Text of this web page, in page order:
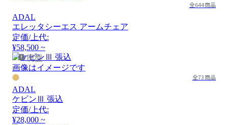
全644商品
ADAL
エレッタシーエス アームチェア
定価/上代:
¥58,500 ~
廃盤
画像はイメージです
全73商品
ADAL
ケビンⅢ 張込
定価/上代:
¥28,000 ~